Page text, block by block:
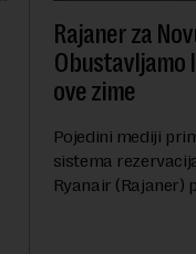
Rajaner za
Obustavljamo
ove zime
Pojedini mediji
sistema
Ryanair (Rajaner)